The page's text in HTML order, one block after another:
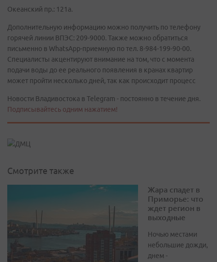
Океанский пр.: 121а.
Дополнительную информацию можно получить по телефону
горячей линии ВПЭС: 209-9000. Также можно обратиться
письменно в WhatsApp-приемную по тел. 8-984-199-90-00.
Специалисты акцентируют внимание на том, что с момента
подачи воды до ее реального появления в кранах квартир
может пройти несколько дней, так как происходит процесс
Новости Владивостока в Telegram - постоянно в течение дня.
Подписывайтесь одним нажатием!
Смотрите также
Жара спадет в
Приморье: что
ждет регион в
выходные
Ночью местами
небольшие дожди,
днем -